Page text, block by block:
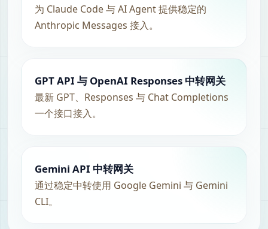
为 Claude Code 与 AI Agent 提供稳定的
Anthropic Messages 接入。
GPT API 与 OpenAI Responses 中转网关
最新 GPT、Responses 与 Chat Completions
一个接口接入。
Gemini API 中转网关
通过稳定中转使用 Google Gemini 与 Gemini
CLI。